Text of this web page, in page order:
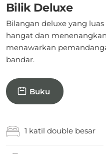
Bilik Deluxe
Bilangan deluxe yang
hangat dan
menawarkan
bandar.
Buku
1 katil double besar